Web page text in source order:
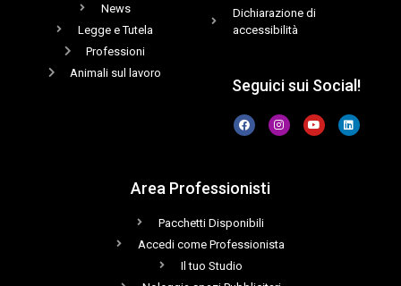
News
Legge e Tutela
Professioni
Animali sul lavoro
Dichiarazione di
accessibilità
Seguici sui Social!
Area Professionisti
Pacchetti Disponibili
Accedi come Professionista
Il tuo Studio